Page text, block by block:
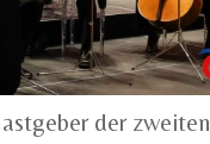
der zweiten